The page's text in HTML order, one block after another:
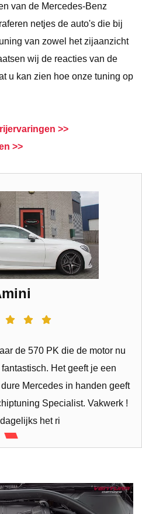
van de Mercedes-Benz
netjes de auto's die bij
van zowel het zijaanzicht
wij de reacties van de
u kan zien hoe onze tuning op
>>
>>
de 570 PK die de motor nu
Het geeft je een
Mercedes in handen geeft
Specialist. Vakwerk !
het ri